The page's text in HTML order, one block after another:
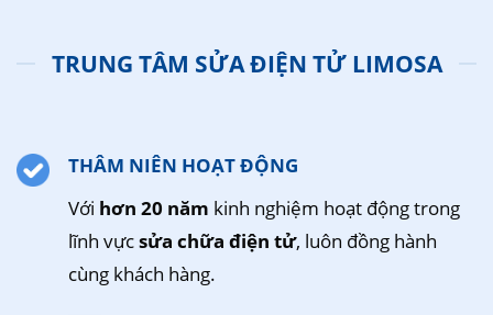
TRUNG TÂM SỬA ĐIỆN TỬ LIMOSA
THÂM NIÊN HOẠT ĐỘNG
Với hơn 20 năm kinh nghiệm hoạt động trong
lĩnh vựcsửa chữa điện tử, luôn đồng hành
cùng khách hàng.